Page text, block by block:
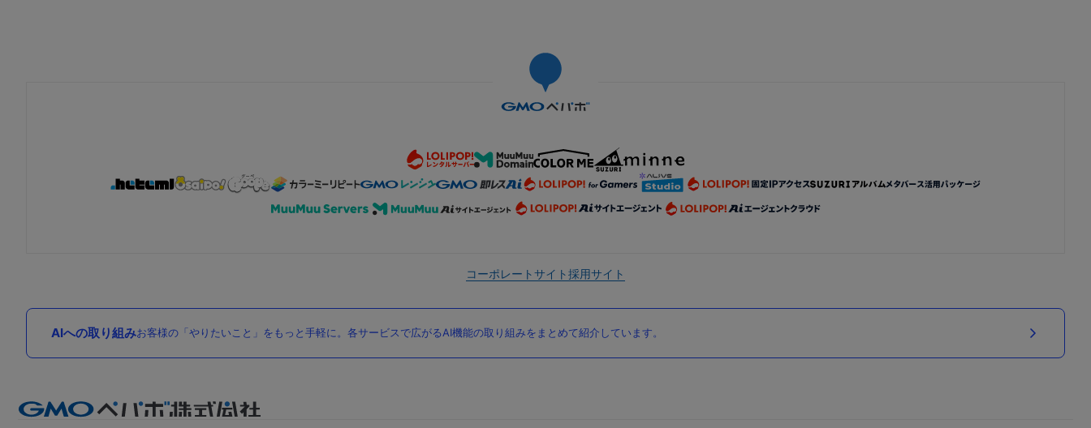
コーポレートサイト採用サイト
AIへの取り組みお客様の「やりたいこと」をもっと手軽に。各サービスで広がるAI機能の取り組みをまとめて紹介しています。